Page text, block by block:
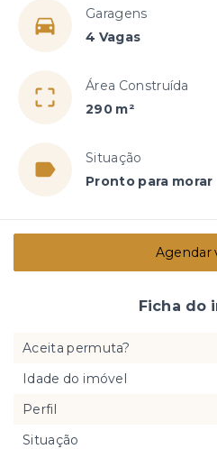
Garagens
4 Vagas
Área Construída
290 m²
Situação
Pronto para morar
Agendar
Ficha do
Aceita permuta?
Idade do imóvel
Perfil
Situação